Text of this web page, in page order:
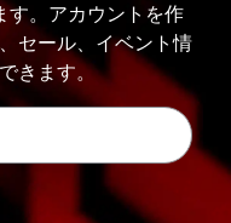
す。アカウントを作
セール、イベント情
きます。